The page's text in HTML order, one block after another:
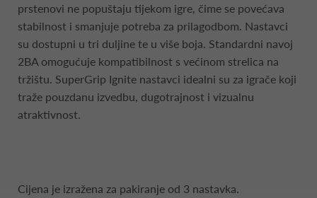
prstenovi ne popuštaju tijekom igre, čime se povećava
stabilnost i smanjuje potreba za prilagodbom. Nastavci
su dostupni u tri duljine te u više boja. Standardni navoj
2BA omogućuje kompatibilnost s većinom strelica na
tržištu. SuperGrip Ignite nastavci idealni su za igrače koji
traže pouzdanu izvedbu, dugotrajnost i vizualnu
atraktivnost.
Cijena je izražena za pakiranje od 3 nastavka.